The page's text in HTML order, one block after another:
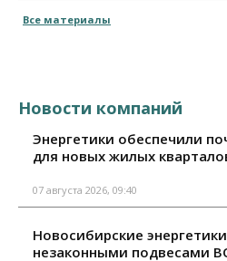
Все материалы
Новости компаний
Энергетики обеспечили
для новых жилых
07 августа 2026, 09:40
Новосибирские
незаконными подвесами